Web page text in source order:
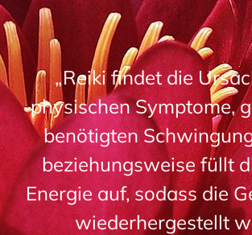
„Reiki findet die
physischen Symptome,
benötigten
beziehungsweise füllt
Energie auf, sodass die
wiederhergestellt